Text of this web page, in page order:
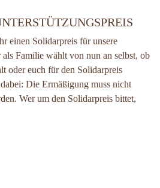
einen Solidarpreis für unsere
Familie wählt von nun an selbst, ob
oder euch für den Solidarpreis
Die Ermäßigung muss nicht
Wer um den Solidarpreis bittet,